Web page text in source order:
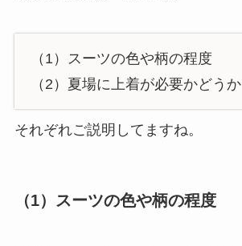
（1）スーツの色や柄の程度
（2）夏場に上着が必要かどうか
それぞれご説明してますね。
（1）スーツの色や柄の程度